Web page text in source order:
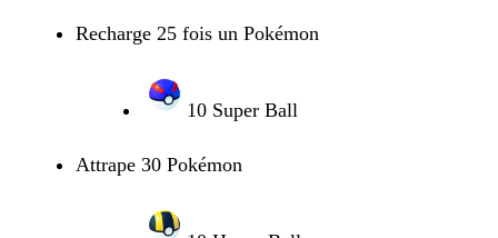
Recharge 25 fois un Pokémon
10 Super Ball
Attrape 30 Pokémon